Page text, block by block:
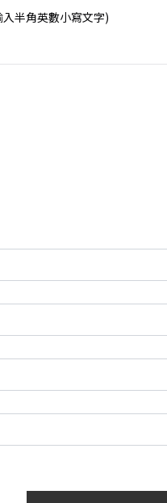
半角英數小寫文字)